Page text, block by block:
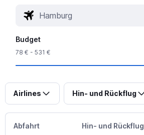
Budget
78 € - 531 €
Airlines Hin- und Rückflug
Abfahrt Hin- und Rückflug